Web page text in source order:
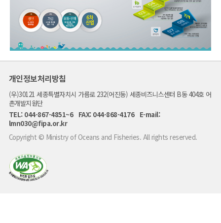
해
양
산
부
"어
촌
6
차
산
업
화
를
해
꿈
과
미
개인정보처리방침
(우)30121 세종특별자치시 가름로 232(어진동) 세종비즈니스센터 B동 404호 어
촌개발지원단
TEL: 044-867-4851~6 FAX: 044-868-4176 E-mail:
lmn030@fipa.or.kr
Copyright © Ministry of Oceans and Fisheries. All rights reserved.